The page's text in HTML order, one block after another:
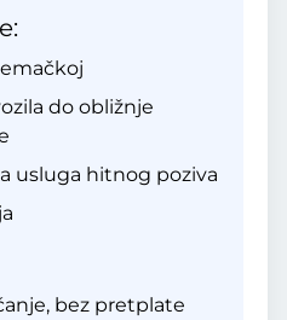
do obližnje
usluga hitnog poziva
bez pretplate